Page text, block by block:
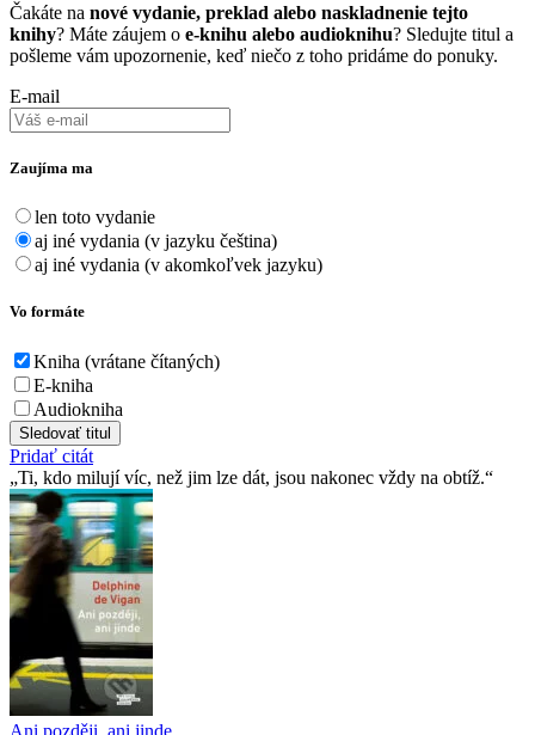
Čakáte na nové vydanie, preklad alebo naskladnenie tejto
knihy? Máte záujem o e-knihu alebo audioknihu? Sledujte titul a
pošleme vám upozornenie, keď niečo z toho pridáme do ponuky.
E-mail
Zaujíma ma
len toto vydanie
aj iné vydania (v jazyku čeština)
aj iné vydania (v akomkoľvek jazyku)
Vo formáte
Kniha (vrátane čítaných)
E-kniha
Audiokniha
Sledovať titul
Pridať citát
Ti, kdo milují víc, než jim lze dát, jsou nakonec vždy na obtíž.
Ani později, ani jinde